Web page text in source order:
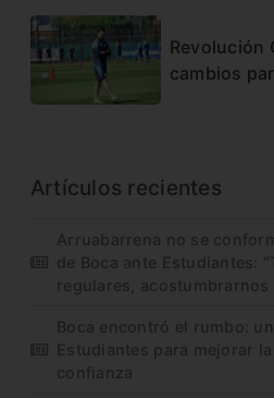
Revolución
cambios
Artículos recientes
Arruabarrena no se
de Boca ante Estudiantes:
regulares, acostumbrarnos
Boca encontró el rumbo:
Estudiantes para mejorar
confianza